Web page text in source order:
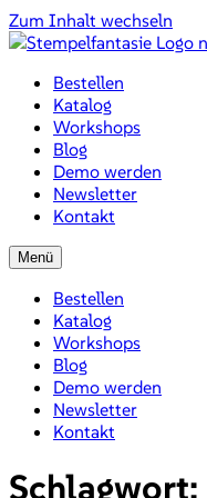
Zum Inhalt wechseln
Bestellen
Katalog
Workshops
Blog
Demo werden
Newsletter
Kontakt
Menü
Bestellen
Katalog
Workshops
Blog
Demo werden
Newsletter
Kontakt
Schlagwort: